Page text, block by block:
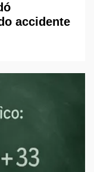
accidente